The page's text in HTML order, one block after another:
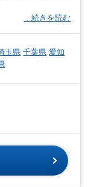
…続きを読む
玉県 千葉県 愛知